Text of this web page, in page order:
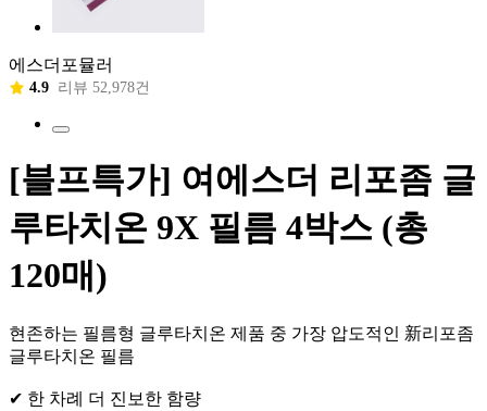
에스더포뮬러
4.9 리뷰 52,978건
[블프특가] 여에스더 리포좀 글
루타치온 9X 필름 4박스 (총
120매)
현존하는 필름형 글루타치온 제품 중 가장 압도적인 新리포좀
글루타치온 필름
✔ 한 차례 더 진보한 함량